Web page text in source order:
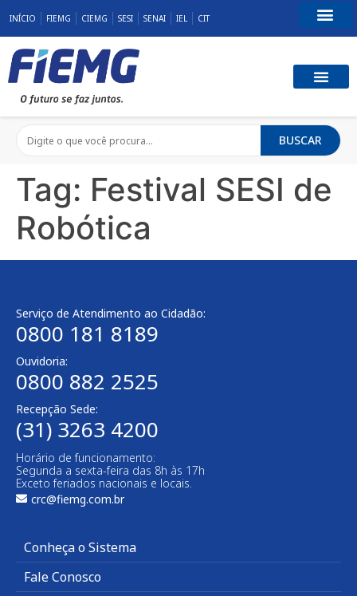
INÍCIO FIEMG CIEMG SESI SENAI IEL CIT
BUSCAR
Tag: Festival SESI de
Robótica
Serviço de Atendimento ao Cidadão:
0800 181 8189
Ouvidoria:
0800 882 2525
Recepção Sede:
(31) 3263 4200
Horário de funcionamento:
Segunda a sexta-feira das 8h às 17h
Exceto feriados nacionais e locais.
crc@fiemg.com.br
Conheça o Sistema
Fale Conosco